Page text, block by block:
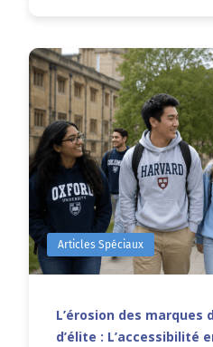
Articles Spéciaux
L’érosion des marques
d’élite : L’accessibilité